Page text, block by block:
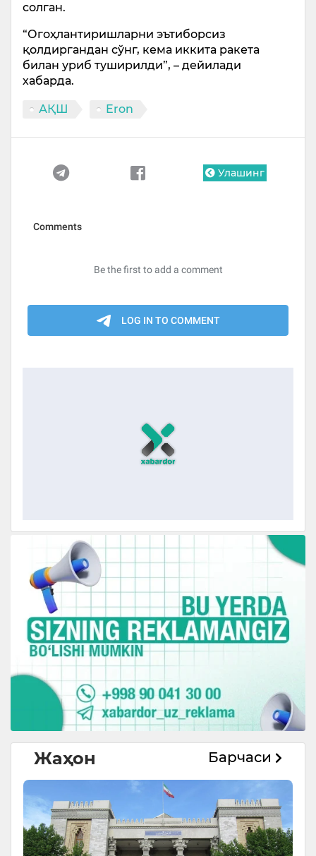
солган.
“Огоҳлантиришларни эътиборсиз
қолдиргандан сўнг, кема иккита ракета
билан уриб туширилди”, – дейилади
хабарда.
АҚШ Eron
Улашинг
Жаҳон Барчаси